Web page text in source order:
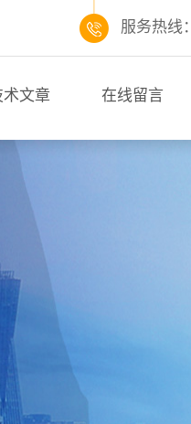
服务热线：
术文章 在线留言